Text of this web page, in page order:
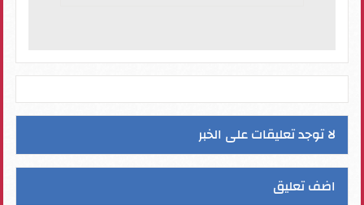
لا توجد تعليقات على الخبر
اضف تعليق